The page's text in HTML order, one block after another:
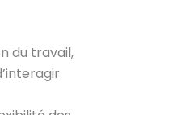
du travail,